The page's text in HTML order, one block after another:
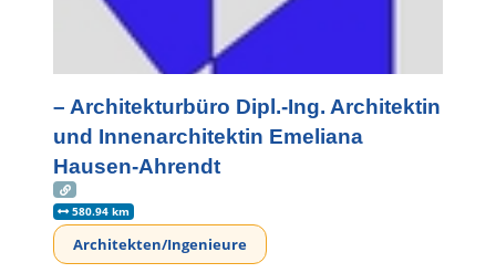
– Architekturbüro Dipl.-Ing. Architektin
und Innenarchitektin Emeliana
Hausen-Ahrendt
580.94 km
Architekten/Ingenieure